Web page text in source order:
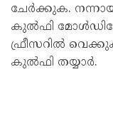
ചേർക്കുക.
കുൽഫി
ഫ്രീസറിൽ
കുൽഫി തയ്യാർ.